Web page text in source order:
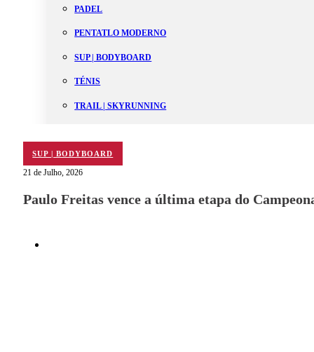
PADEL
PENTATLO MODERNO
SUP | BODYBOARD
TÉNIS
TRAIL | SKYRUNNING
Aluguer
SUP | BODYBOARD
21 de Julho, 2026
Paulo Freitas vence a última etapa do